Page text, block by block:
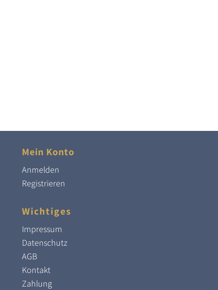
Mein Konto
Anmelden
Registrieren
Wichtiges
Impressum
Datenschutz
AGB
Kontakt
Zahlung